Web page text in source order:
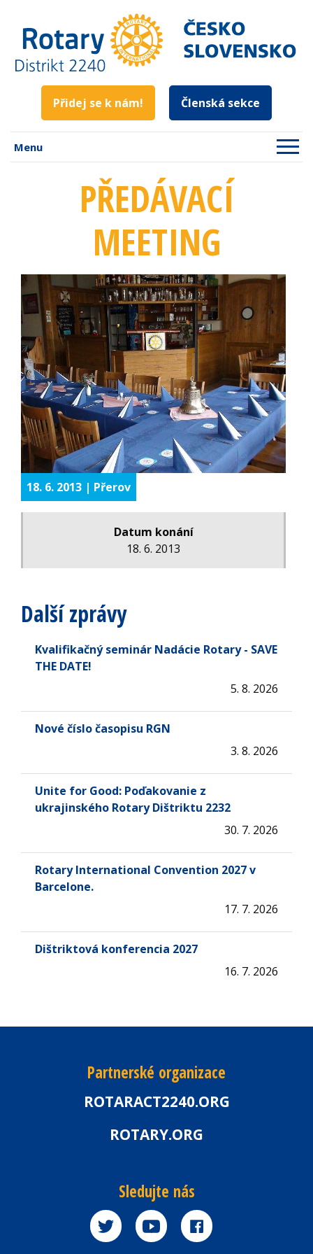
Přidej se k nám! Členská sekce
Menu
PŘEDÁVACÍ
MEETING
18. 6. 2013 | Přerov
Datum konání
18. 6. 2013
Další zprávy
Kvalifikačný seminár Nadácie Rotary - SAVE
THE DATE!
5. 8. 2026
Nové číslo časopisu RGN
3. 8. 2026
Unite for Good: Poďakovanie z
ukrajinského Rotary Dištriktu 2232
30. 7. 2026
Rotary International Convention 2027 v
Barcelone.
17. 7. 2026
Dištriktová konferencia 2027
16. 7. 2026
Partnerské organizace
ROTARACT2240.ORG
ROTARY.ORG
Sledujte nás